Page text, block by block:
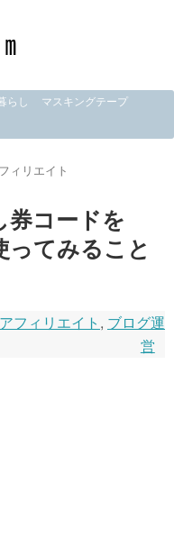
らし
マスキングテープ
ィリエイト
券コードを
ってみること
アフィリエイト , ブログ運
営